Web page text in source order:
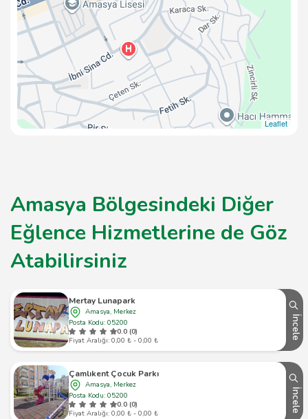
Leaflet
Amasya Bölgesindeki Diğer
Eğlence Hizmetlerine de Göz
Atabilirsiniz
Mertay Lunapark
Amasya, Merkez
Posta Kodu: 05200
0.0 (0)
Fiyat Aralığı: 0,00 ₺ - 0,00 ₺
İncele
Çamlıkent Çocuk Parkı
Amasya, Merkez
Posta Kodu: 05200
0.0 (0)
Fiyat Aralığı: 0,00 ₺ - 0,00 ₺
İncele